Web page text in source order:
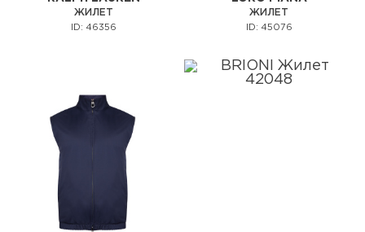
ЖИЛЕТ
ID: 46356
ЖИЛЕТ
ID: 45076